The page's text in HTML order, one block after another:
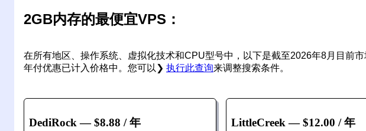
2GB内存的最便宜VPS：
在所有地区、操作系统、虚拟化技术和CPU型号中，以下是截至2026年8月目前
年付优惠已计入价格中。您可以❯ 执行此查询来调整搜索条件。
DediRock — $8.88 / 年 LittleCreek — $12.00 / 年